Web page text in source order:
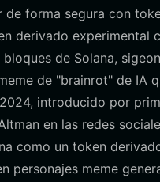
de forma segura con
derivado experimental
de Solana,
de "brainrot" de IA
introducido por
en las redes
como un token
personajes meme